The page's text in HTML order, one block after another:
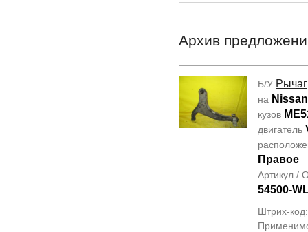
Архив
Б/У Рычаг
на
кузов
двигатель
Правое
Артикул /
54500-
Штрих-